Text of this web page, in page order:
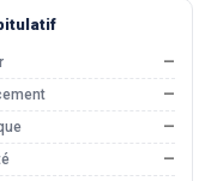
—
—
—
—